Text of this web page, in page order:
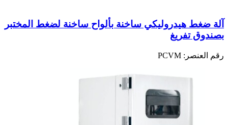
آلة ضغط هيدروليكي ساخنة بألواح ساخنة لضغط المختبر
بصندوق تفريغ
رقم العنصر: